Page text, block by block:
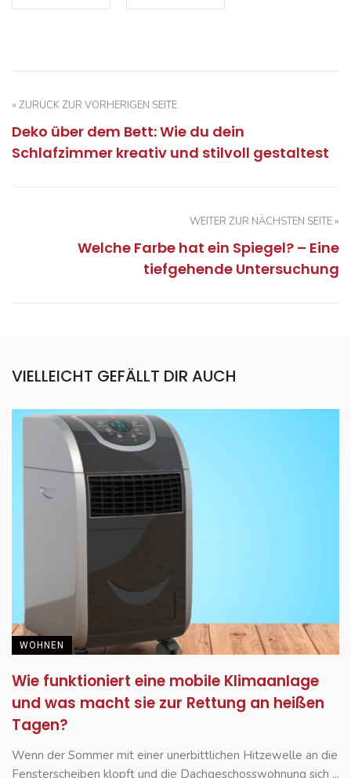
« ZURÜCK ZUR VORHERIGEN SEITE
Deko über dem Bett: Wie du dein
Schlafzimmer kreativ und stilvoll gestaltest
WEITER ZUR NÄCHSTEN SEITE »
Welche Farbe hat ein Spiegel? – Eine
tiefgehende Untersuchung
VIELLEICHT GEFÄLLT DIR AUCH
WOHNEN
Wie funktioniert eine mobile Klimaanlage
und was macht sie zur Rettung an heißen
Tagen?
Wenn der Sommer mit einer unerbittlichen Hitzewelle an die
Fensterscheiben klopft und die Dachgeschosswohnung sich ...